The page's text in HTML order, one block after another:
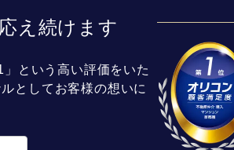
え続けます
という高い評価をいた
としてお客様の想いに